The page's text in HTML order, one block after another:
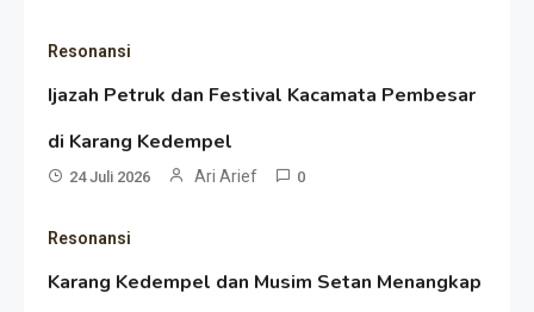
Resonansi
Ijazah Petruk dan Festival Kacamata Pembesar
di Karang Kedempel
24 Juli 2026 Ari Arief 0
Resonansi
Karang Kedempel dan Musim Setan Menangkap
Non-Blok ke Go-Blok!
Menelusuri Akar Sejarah Ulang
Tahun PPU, Pertentangan
Pengesahan UU 7/2002